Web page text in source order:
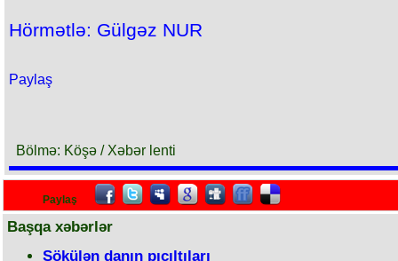
Hörmətlə: Gülgəz NUR
Paylaş
Bölmə: Köşə / Xəbər lenti
Paylaş
Başqa xəbərlər
Sökülən danın pıçıltıları